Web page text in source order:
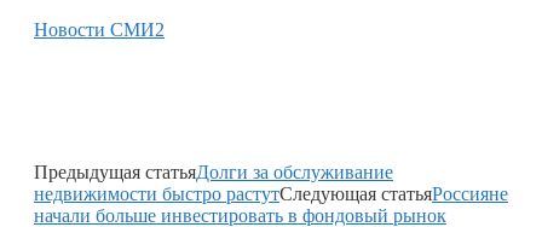
Новости СМИ2
Предыдущая статьяДолги за обслуживание
недвижимости быстро растутСледующая статьяРоссияне
начали больше инвестировать в фондовый рынок